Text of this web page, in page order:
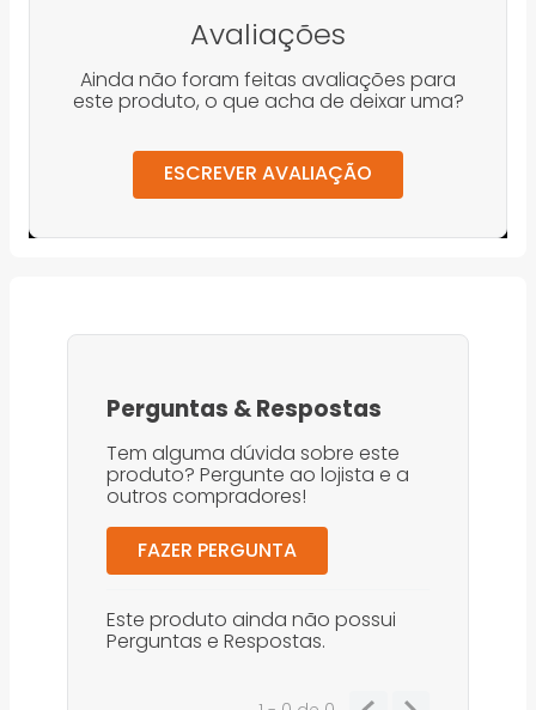
Avaliações
Ainda não foram feitas avaliações para
este produto, o que acha de deixar uma?
ESCREVER AVALIAÇÃO
Perguntas &Respostas
Tem alguma dúvida sobre este
produto? Pergunte ao lojista e a
outros compradores!
FAZER PERGUNTA
Este produto ainda não possui
Perguntas e Respostas.